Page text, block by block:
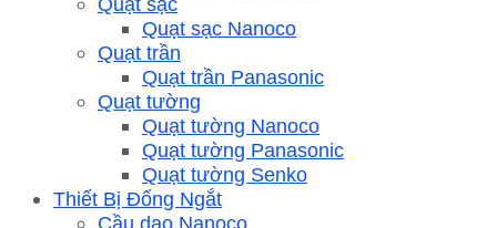
Quạt sạc Nanoco
Quạt trần
Quạt trần Panasonic
Quạt tường
Quạt tường Nanoco
Quạt tường Panasonic
Quạt tường Senko
Thiết Bị Đống Ngắt
Cầu dao Nanoco